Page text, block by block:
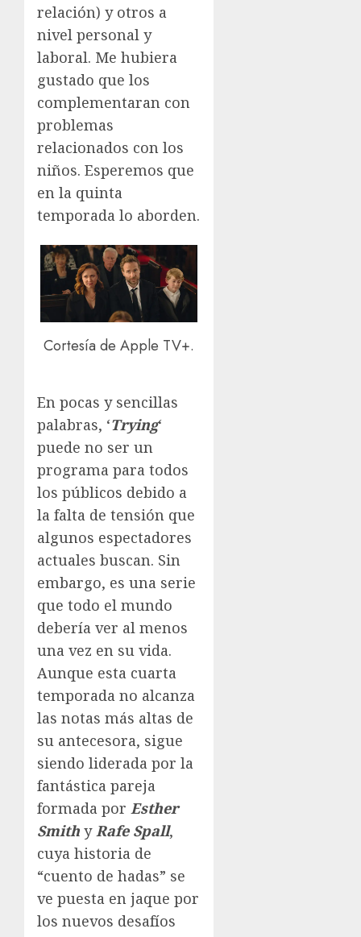
relación) y otros a
nivel personal y
laboral. Me hubiera
gustado que los
complementaran con
problemas
relacionados con los
niños. Esperemos que
en la quinta
temporada lo aborden.
Cortesía de Apple TV+.
En pocas y sencillas
palabras, ‘Trying‘
puede no ser un
programa para todos
los públicos debido a
la falta de tensión que
algunos espectadores
actuales buscan. Sin
embargo, es una serie
que todo el mundo
debería ver al menos
una vez en su vida.
Aunque esta cuarta
temporada no alcanza
las notas más altas de
su antecesora, sigue
siendo liderada por la
fantástica pareja
formada por Esther
Smith yRafe Spall,
cuya historia de
“cuento de hadas” se
ve puesta en jaque por
los nuevos desafíos